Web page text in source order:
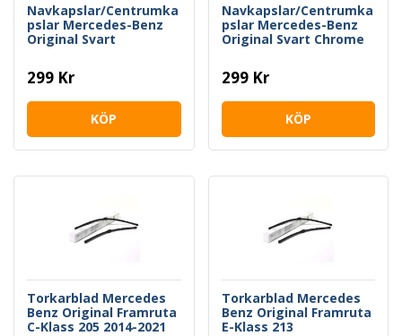
Navkapslar/Centrumka
pslar Mercedes-Benz
Original Svart
299 Kr
KÖP
Navkapslar/Centrumka
pslar Mercedes-Benz
Original Svart Chrome
299 Kr
KÖP
Torkarblad Mercedes
Benz Original Framruta
C-Klass 205 2014-2021
Torkarblad Mercedes
Benz Original Framruta
E-Klass 213